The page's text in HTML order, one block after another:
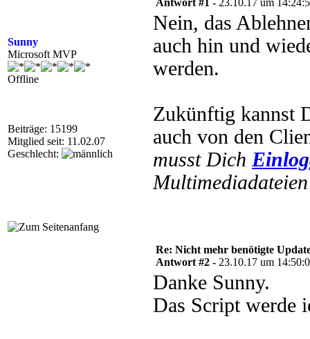
Sunny
Microsoft MVP
Offline
Beiträge: 15199
Mitglied seit: 11.02.07
Geschlecht:
Antwort #1 - 23.10.17 um
Nein, das
auch hin und
werden.
Zukünftig kannst
auch von den
musst Dich
Re: Nicht mehr benötigte
Antwort #2 - 23.10.17 um
Danke Sunny.
Das Script werde